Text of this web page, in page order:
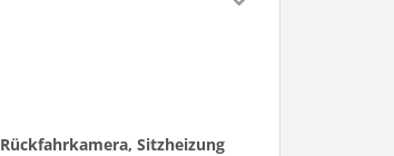
Sitzheizung